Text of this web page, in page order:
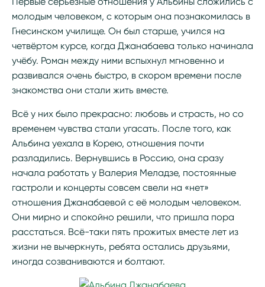
молодым человеком, с которым она познакомилась в
Гнесинском училище. Он был старше, учился на
четвёртом курсе, когда Джанабаева только начинала
учёбу. Роман между ними вспыхнул мгновенно и
развивался очень быстро, в скором времени после
знакомства они стали жить вместе.
Всё у них было прекрасно: любовь и страсть, но со
временем чувства стали угасать. После того, как
Альбина уехала в Корею, отношения почти
разладились. Вернувшись в Россию, она сразу
начала работать у Валерия Меладзе, постоянные
гастроли и концерты совсем свели на «нет»
отношения Джанабаевой с её молодым человеком.
Они мирно и спокойно решили, что пришла пора
расстаться. Всё-таки пять прожитых вместе лет из
жизни не вычеркнуть, ребята остались друзьями,
иногда созваниваются и болтают.